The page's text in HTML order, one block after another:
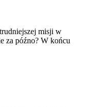
misji w
za późno? W końcu